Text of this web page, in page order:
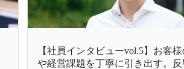
【社員インタビューvol.5】お客
や経営課題を丁寧に引き出す。